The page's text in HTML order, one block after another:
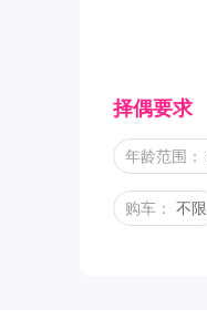
择偶要求
年龄范围：
购车： 不限